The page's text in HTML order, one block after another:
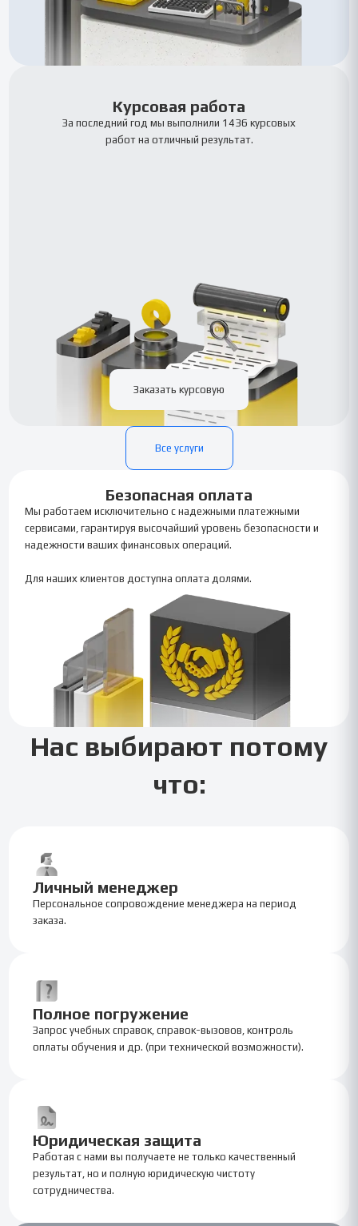
Курсовая работа
За последний год мы выполнили 1436 курсовых
работ на отличный результат.
Заказать курсовую
Все услуги
Безопасная оплата
Мы работаем исключительно с надежными платежными
сервисами, гарантируя высочайший уровень безопасности и
надежности ваших финансовых операций.
Для наших клиентов доступна оплата долями.
Нас выбирают потому
что:
Личный менеджер
Персональное сопровождение менеджера на период
заказа.
Полное погружение
Запрос учебных справок, справок-вызовов, контроль
оплаты обучения и др. (при технической возможности).
Юридическая защита
Работая с нами вы получаете не только качественный
результат, но и полную юридическую чистоту
сотрудничества.